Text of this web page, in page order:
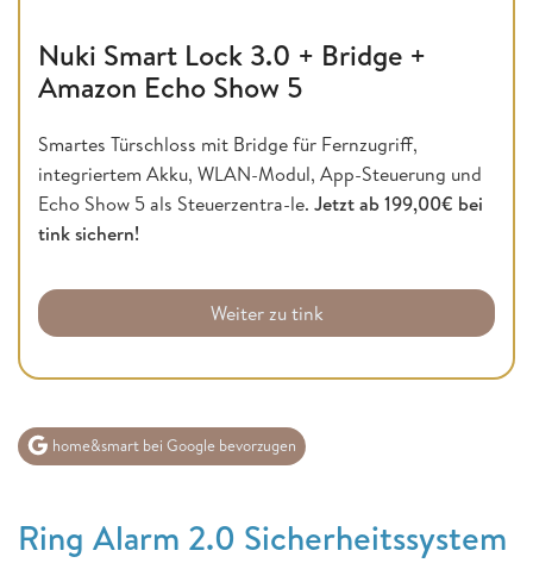
Nuki Smart Lock 3.0 + Bridge +
Amazon Echo Show 5
Smartes Türschloss mit Bridge für Fernzugriff,
integriertem Akku, WLAN-Modul, App-Steuerung und
Echo Show 5 als Steuerzentra-le. Jetzt ab 199,00€ bei
tink sichern!
Weiter zu tink
home&smart bei Google bevorzugen
Ring Alarm 2.0 Sicherheitssystem